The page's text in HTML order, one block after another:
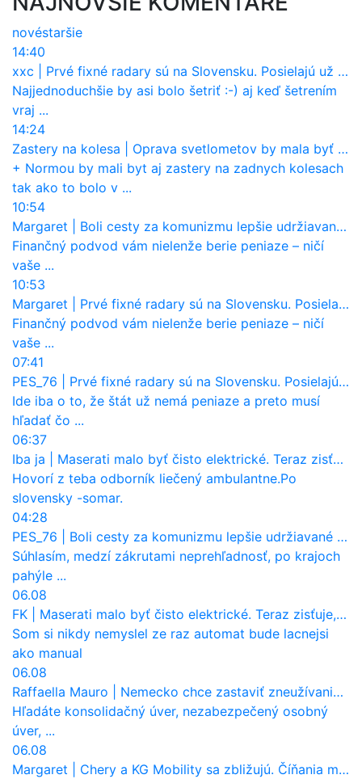
novéstaršie
14:40
xxc
Prvé fixné radary sú na Slovensku. Posielajú už pokuty? Ukáže ich Waze?
Najjednoduchšie by asi bolo šetriť :-) aj keď šetrením
vraj ...
14:24
Zastery na kolesa
Oprava svetlometov by mala byť normou. Jeden nový dnes stojí priemerne 1251 eur!
+ Normou by mali byt aj zastery na zadnych kolesach
tak ako to bolo v ...
10:54
Margaret
Boli cesty za komunizmu lepšie udržiavané ako dnes?
Finančný podvod vám nielenže berie peniaze – ničí
vaše ...
10:53
Margaret
Prvé fixné radary sú na Slovensku. Posielajú už pokuty? Ukáže ich Waze?
Finančný podvod vám nielenže berie peniaze – ničí
vaše ...
07:41
PES_76
Prvé fixné radary sú na Slovensku. Posielajú už pokuty? Ukáže ich Waze?
Ide iba o to, že štát už nemá peniaze a preto musí
hľadať čo ...
06:37
Iba ja
Maserati malo byť čisto elektrické. Teraz zisťuje, že potrebuje nový osemvalcový motor
Hovorí z teba odborník liečený ambulantne.Po
slovensky -somar.
04:28
PES_76
Boli cesty za komunizmu lepšie udržiavané ako dnes?
Súhlasím, medzí zákrutami neprehľadnosť, po krajoch
pahýle ...
06.08
FK
Maserati malo byť čisto elektrické. Teraz zisťuje, že potrebuje nový osemvalcový motor
Som si nikdy nemyslel ze raz automat bude lacnejsi
ako manual
06.08
Raffaella Mauro
Nemecko chce zastaviť zneužívanie dotácií na elektromobily. Pritvrdí pravidlá
Hľadáte konsolidačný úver, nezabezpečený osobný
úver, ...
06.08
Margaret
Chery a KG Mobility sa zbližujú. Číňania môžu získať 10 % bývalého SsangYongu